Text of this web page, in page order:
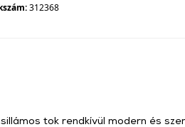
312368
tok rendkívül modern és